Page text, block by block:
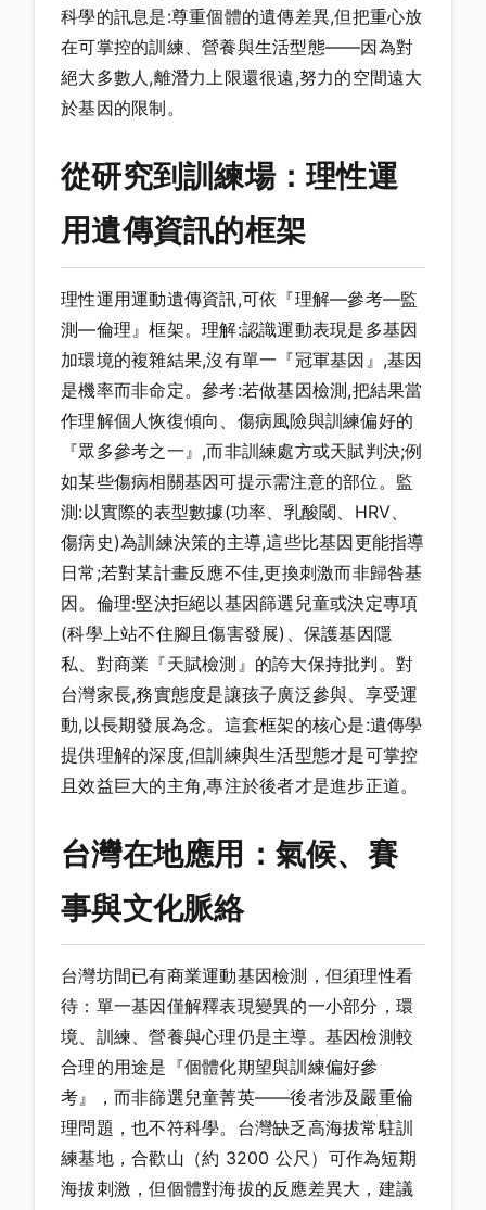
科學的訊息是:尊重個體的遺傳差異,但把重心放
在可掌控的訓練、營養與生活型態——因為對
絕大多數人,離潛力上限還很遠,努力的空間遠大
於基因的限制。
從研究到訓練場：理性運
用遺傳資訊的框架
理性運用運動遺傳資訊,可依『理解—參考—監
測—倫理』框架。理解:認識運動表現是多基因
加環境的複雜結果,沒有單一『冠軍基因』,基因
是機率而非命定。參考:若做基因檢測,把結果當
作理解個人恢復傾向、傷病風險與訓練偏好的
『眾多參考之一』,而非訓練處方或天賦判決;例
如某些傷病相關基因可提示需注意的部位。監
測:以實際的表型數據(功率、乳酸閾、HRV、
傷病史)為訓練決策的主導,這些比基因更能指導
日常;若對某計畫反應不佳,更換刺激而非歸咎基
因。倫理:堅決拒絕以基因篩選兒童或決定專項
(科學上站不住腳且傷害發展)、保護基因隱
私、對商業『天賦檢測』的誇大保持批判。對
台灣家長,務實態度是讓孩子廣泛參與、享受運
動,以長期發展為念。這套框架的核心是:遺傳學
提供理解的深度,但訓練與生活型態才是可掌控
且效益巨大的主角,專注於後者才是進步正道。
台灣在地應用：氣候、賽
事與文化脈絡
台灣坊間已有商業運動基因檢測，但須理性看
待：單一基因僅解釋表現變異的一小部分，環
境、訓練、營養與心理仍是主導。基因檢測較
合理的用途是『個體化期望與訓練偏好參
考』，而非篩選兒童菁英——後者涉及嚴重倫
理問題，也不符科學。台灣缺乏高海拔常駐訓
練基地，合歡山（約 3200 公尺）可作為短期
海拔刺激，但個體對海拔的反應差異大，建議